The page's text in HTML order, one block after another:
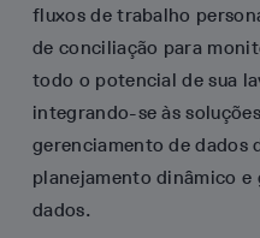
fluxos de trabalho
de conciliação para
todo o potencial de sua
integrando-se às
gerenciamento de dados
planejamento dinâmico
dados.